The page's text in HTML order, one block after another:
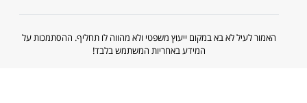
האמור לעיל לא בא במקום ייעוץ משפטי ולא מהווה לו תחליף. ההסתמכות על
המידע באחריות המשתמש בלבד!